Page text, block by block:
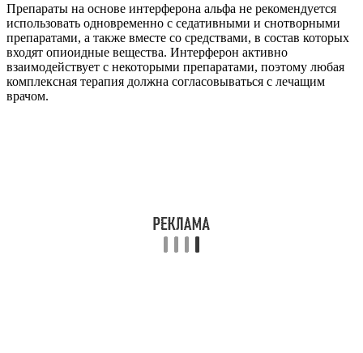
Препараты на основе интерферона альфа не рекомендуется
использовать одновременно с седативными и снотворными
препаратами, а также вместе со средствами, в состав которых
входят опиоидные вещества. Интерферон активно
взаимодействует с некоторыми препаратами, поэтому любая
комплексная терапия должна согласовываться с лечащим
врачом.